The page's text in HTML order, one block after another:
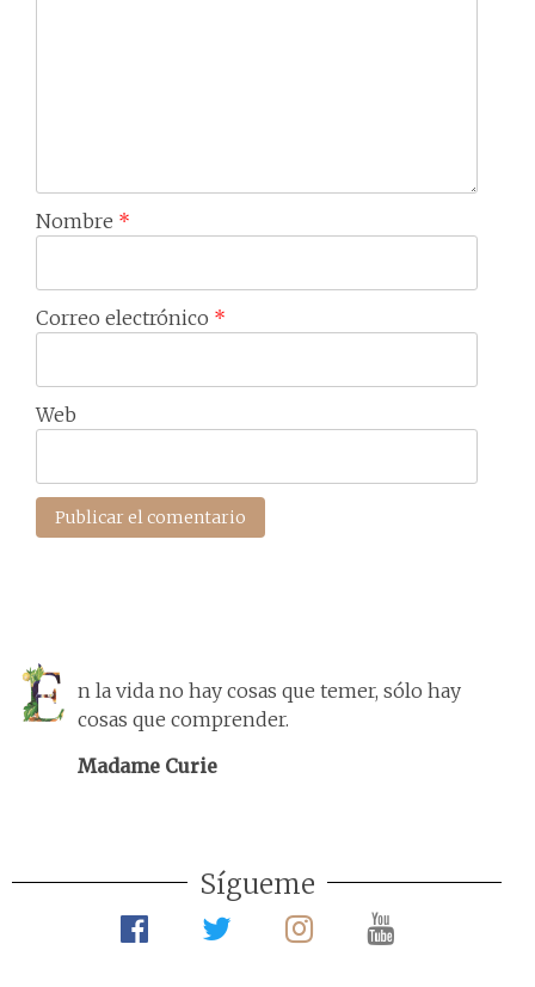
Nombre *
Correo electrónico *
Web
n la vida no hay cosas que temer, sólo hay
cosas que comprender.
Madame Curie
Sígueme